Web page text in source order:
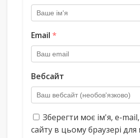
Email *
Вебсайт
Зберегти моє ім'я, e-
сайту в цьому браузері для